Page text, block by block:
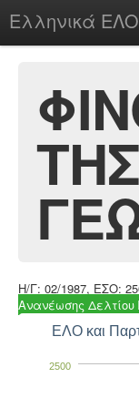
Ελληνικά ΕΛΟ
chesstu.be @ discord
Login
ΤΗΣ
Η/Γ: 02/1987, ΕΣΟ:
Ανανέωσης
ΕΛΟ και
2500